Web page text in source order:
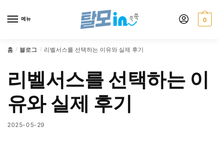
메뉴 0
홈 / 블로그 / 리벨서스를 선택하는 이유와 실제 후기
리벨서스를 선택하는 이
유와 실제 후기
2025-05-29